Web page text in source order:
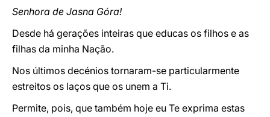
Senhora de Jasna Góra!
Desde há gerações inteiras que educas os filhos e as
filhas da minha Nação.
Nos últimos decénios tornaram-se particularmente
estreitos os laços que os unem a Ti.
Permite, pois, que também hoje eu Te exprima estas